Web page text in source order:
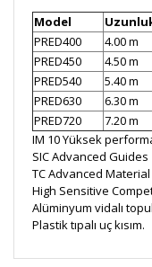
Model
PRED400
4.00 m
PRED450
4.50 m
PRED540
5.40 m
PRED630
6.30 m
PRED720
7.20 m
IM 10 Yüksek
SIC Advanced Guides
TC Advanced Material
High Sensitive
Alüminyum vidalı
Plastik tıpalı uç kısım.